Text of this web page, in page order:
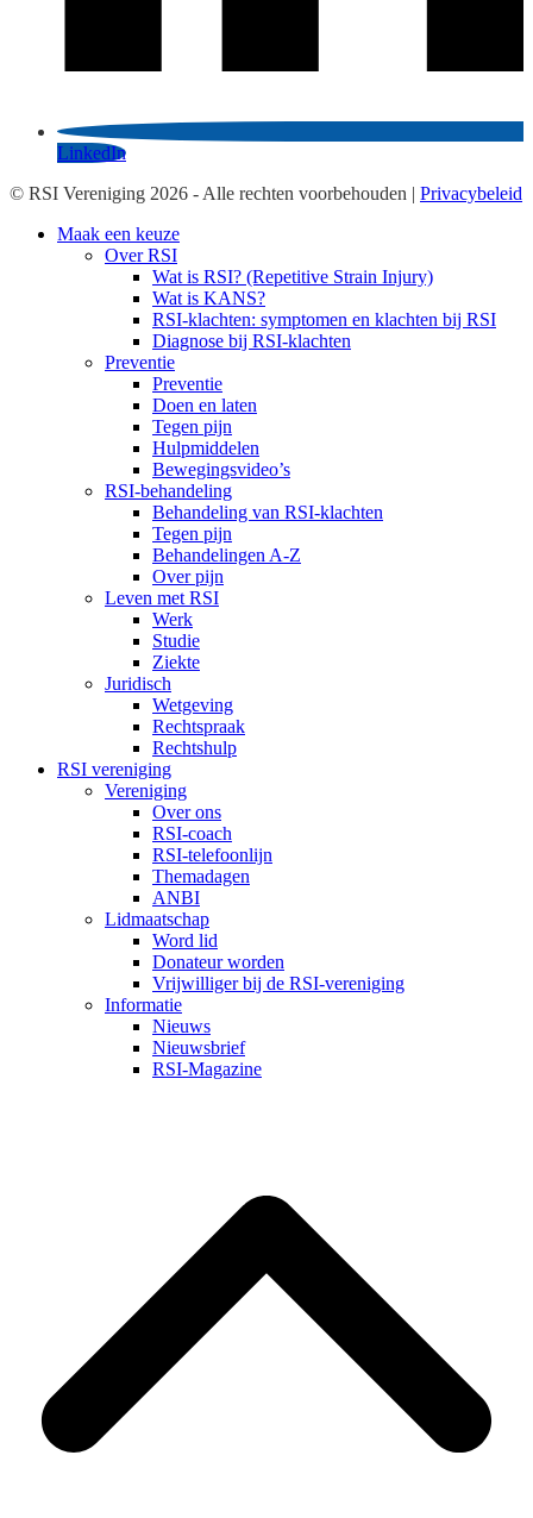
LinkedIn
© RSI Vereniging 2026 - Alle rechten voorbehouden | Privacybeleid
Maak een keuze
Over RSI
Wat is RSI? (Repetitive Strain Injury)
Wat is KANS?
RSI-klachten: symptomen en klachten bij RSI
Diagnose bij RSI-klachten
Preventie
Preventie
Doen en laten
Tegen pijn
Hulpmiddelen
Bewegingsvideo’s
RSI-behandeling
Behandeling van RSI-klachten
Tegen pijn
Behandelingen A-Z
Over pijn
Leven met RSI
Werk
Studie
Ziekte
Juridisch
Wetgeving
Rechtspraak
Rechtshulp
RSI vereniging
Vereniging
Over ons
RSI-coach
RSI-telefoonlijn
Themadagen
ANBI
Lidmaatschap
Word lid
Donateur worden
Vrijwilliger bij de RSI-vereniging
Informatie
Nieuws
Nieuwsbrief
RSI-Magazine